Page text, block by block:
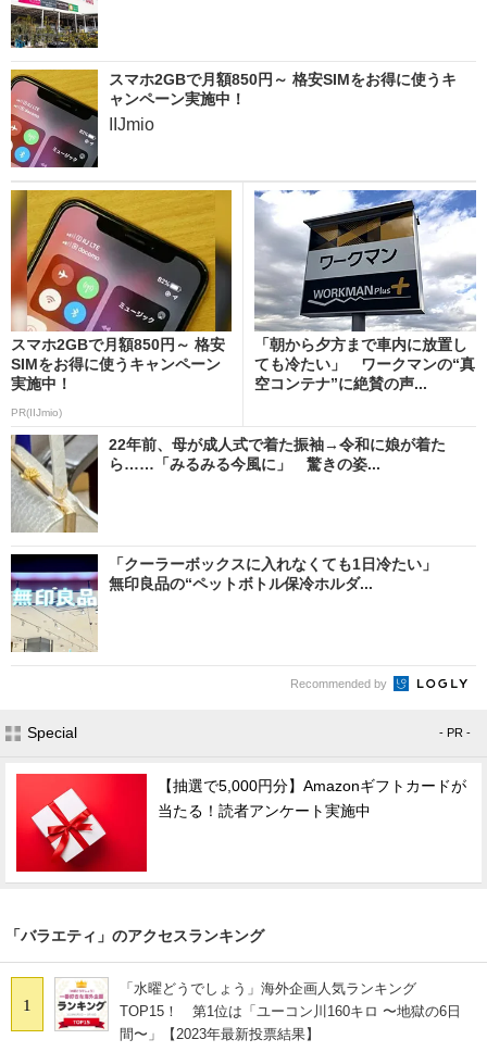
スマホ2GBで月額850円～ 格安SIMをお得に使うキ
ャンペーン実施中！
IIJmio
スマホ2GBで月額850円～ 格安
SIMをお得に使うキャンペーン
実施中！
PR(IIJmio)
「朝から夕方まで車内に放置し
ても冷たい」 ワークマンの“真
空コンテナ”に絶賛の声...
22年前、母が成人式で着た振袖→令和に娘が着た
ら……「みるみる今風に」 驚きの姿...
「クーラーボックスに入れなくても1日冷たい」
無印良品の“ペットボトル保冷ホルダ...
Recommended by
Special - PR -
【抽選で5,000円分】Amazonギフトカードが
当たる！読者アンケート実施中
「バラエティ」のアクセスランキング
1
「水曜どうでしょう」海外企画人気ランキング
TOP15！ 第1位は「ユーコン川160キロ 〜地獄の6日
間〜」【2023年最新投票結果】